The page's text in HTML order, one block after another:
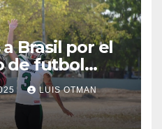
Brasil por el
de futbol
LUIS OTMAN